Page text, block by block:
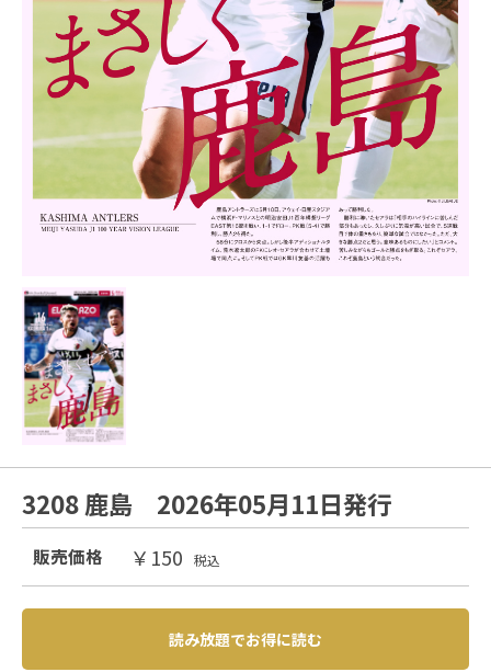
3208 鹿島 2026年05月11日発行
販売価格 ￥150 税込
読み放題でお得に読む